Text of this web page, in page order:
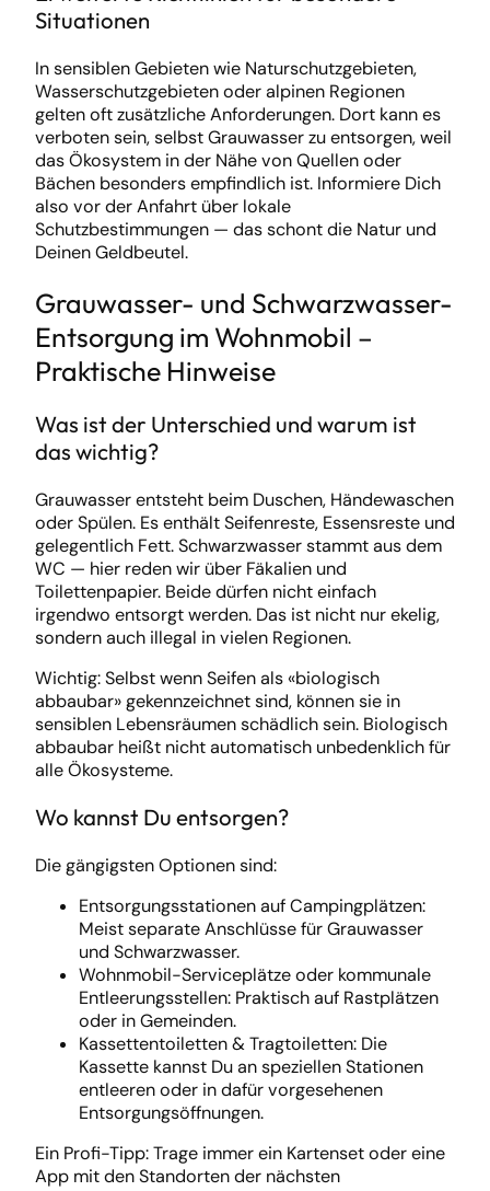
Situationen
In sensiblen Gebieten wie Naturschutzgebieten,
Wasserschutzgebieten oder alpinen Regionen
gelten oft zusätzliche Anforderungen. Dort kann es
verboten sein, selbst Grauwasser zu entsorgen, weil
das Ökosystem in der Nähe von Quellen oder
Bächen besonders empfindlich ist. Informiere Dich
also vor der Anfahrt über lokale
Schutzbestimmungen — das schont die Natur und
Deinen Geldbeutel.
Grauwasser- und Schwarzwasser-
Entsorgung im Wohnmobil –
Praktische Hinweise
Was ist der Unterschied und warum ist
das wichtig?
Grauwasser entsteht beim Duschen, Händewaschen
oder Spülen. Es enthält Seifenreste, Essensreste und
gelegentlich Fett. Schwarzwasser stammt aus dem
WC — hier reden wir über Fäkalien und
Toilettenpapier. Beide dürfen nicht einfach
irgendwo entsorgt werden. Das ist nicht nur ekelig,
sondern auch illegal in vielen Regionen.
Wichtig: Selbst wenn Seifen als «biologisch
abbaubar» gekennzeichnet sind, können sie in
sensiblen Lebensräumen schädlich sein. Biologisch
abbaubar heißt nicht automatisch unbedenklich für
alle Ökosysteme.
Wo kannst Du entsorgen?
Die gängigsten Optionen sind:
Entsorgungsstationen auf Campingplätzen:
Meist separate Anschlüsse für Grauwasser
und Schwarzwasser.
Wohnmobil-Serviceplätze oder kommunale
Entleerungsstellen: Praktisch auf Rastplätzen
oder in Gemeinden.
Kassettentoiletten & Tragtoiletten: Die
Kassette kannst Du an speziellen Stationen
entleeren oder in dafür vorgesehenen
Entsorgungsöffnungen.
Ein Profi-Tipp: Trage immer ein Kartenset oder eine
App mit den Standorten der nächsten